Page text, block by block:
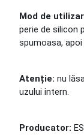
Mod de
perie de silicon
spumoasa,
Atenție: nu
uzului intern.
Producator: